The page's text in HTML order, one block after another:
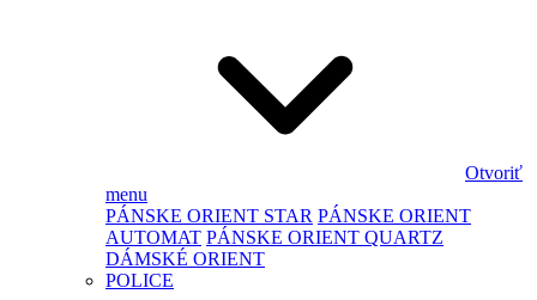
Otvoriť
menu
PÁNSKE ORIENT STAR PÁNSKE ORIENT
AUTOMAT PÁNSKE ORIENT QUARTZ
DÁMSKÉ ORIENT
POLICE